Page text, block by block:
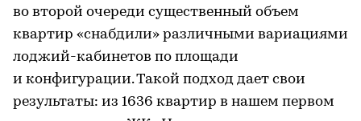
во второй очереди существенный объем
квартир «снабдили» различными вариациями
лоджий-кабинетов по площади
и конфигурации. Такой подход дает свои
результаты: из 1636 квартир в нашем первом